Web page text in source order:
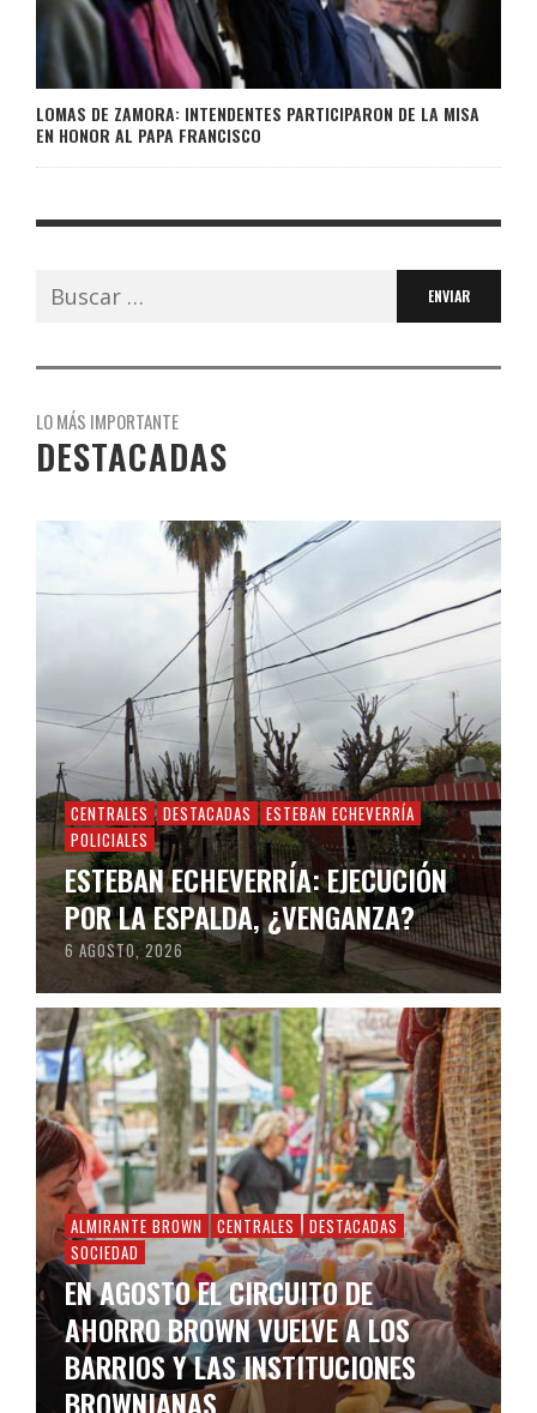
LOMAS DE ZAMORA: INTENDENTES PARTICIPARON DE LA MISA
EN HONOR AL PAPA FRANCISCO
Buscar:
LO MÁS IMPORTANTE
DESTACADAS
CENTRALES DESTACADAS
ESTEBAN ECHEVERRÍA
POLICIALES
ESTEBAN ECHEVERRÍA: EJECUCIÓN
POR LA ESPALDA, ¿VENGANZA?
6 AGOSTO, 2026
ALMIRANTE BROWN CENTRALES
DESTACADAS
SOCIEDAD
EN AGOSTO EL CIRCUITO DE
AHORRO BROWN VUELVE A LOS
BARRIOS Y LAS INSTITUCIONES
BROWNIANAS